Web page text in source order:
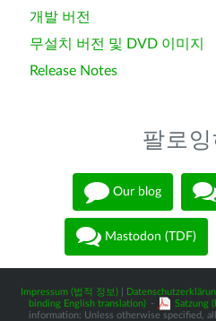
개발 버전
무설치 버전 및 DVD 이미지
Release Notes
팔로잉
Our blog
Mastodon (TDF)
Impressum (법적 정보)
binding English translation) - Satzung
information: Unless otherwise specified,